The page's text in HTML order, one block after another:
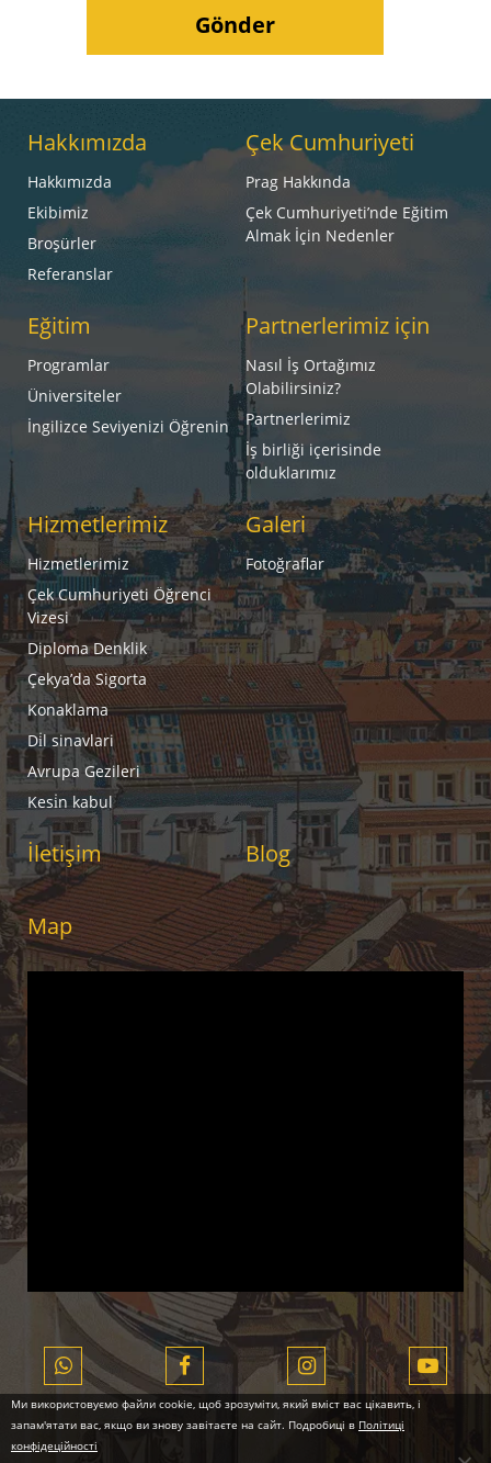
Hakkımızda
Hakkımızda
Ekibimiz
Broşürler
Referanslar
Çek Cumhuriyeti
Prag Hakkında
Çek Cumhuriyeti’nde Eğitim
Almak İçin Nedenler
Eğitim
Programlar
Üniversiteler
İngilizce Seviyenizi Öğrenin
Partnerlerimiz için
Nasıl İş Ortağımız
Olabilirsiniz?
Partnerlerimiz
İş birliği içerisinde
olduklarımız
Hizmetlerimiz
Hizmetlerimiz
Çek Cumhuriyeti Öğrenci
Vizesi
Diploma Denklik
Çekya’da Sigorta
Konaklama
Di̇l sinavlari
Avrupa Gezileri
Kesi̇n kabul
Galeri
Fotoğraflar
İletişim Blog
Map
Ми використовуємо файли cookie, щоб зрозуміти, який вміст вас цікавить, і
запам'ятати вас, якщо ви знову завітаєте на сайт. Подробиці в Політиці
конфідеційності